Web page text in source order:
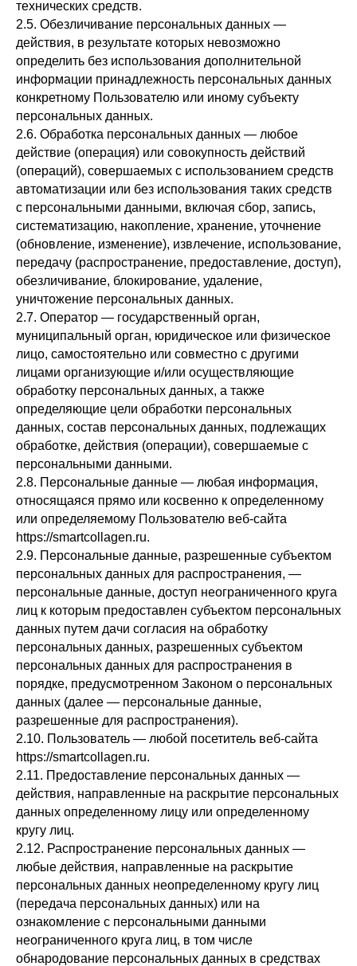
технических средств.
2.5. Обезличивание персональных данных —
действия, в результате которых невозможно
определить без использования дополнительной
информации принадлежность персональных данных
конкретному Пользователю или иному субъекту
персональных данных.
2.6. Обработка персональных данных — любое
действие (операция) или совокупность действий
(операций), совершаемых с использованием средств
автоматизации или без использования таких средств
с персональными данными, включая сбор, запись,
систематизацию, накопление, хранение, уточнение
(обновление, изменение), извлечение, использование,
передачу (распространение, предоставление, доступ),
обезличивание, блокирование, удаление,
уничтожение персональных данных.
2.7. Оператор — государственный орган,
муниципальный орган, юридическое или физическое
лицо, самостоятельно или совместно с другими
лицами организующие и/или осуществляющие
обработку персональных данных, а также
определяющие цели обработки персональных
данных, состав персональных данных, подлежащих
обработке, действия (операции), совершаемые с
персональными данными.
2.8. Персональные данные — любая информация,
относящаяся прямо или косвенно к определенному
или определяемому Пользователю веб-сайта
https://smartcollagen.ru.
2.9. Персональные данные, разрешенные субъектом
персональных данных для распространения, —
персональные данные, доступ неограниченного круга
лиц к которым предоставлен субъектом персональных
данных путем дачи согласия на обработку
персональных данных, разрешенных субъектом
персональных данных для распространения в
порядке, предусмотренном Законом о персональных
данных (далее — персональные данные,
разрешенные для распространения).
2.10. Пользователь — любой посетитель веб-сайта
https://smartcollagen.ru.
2.11. Предоставление персональных данных —
действия, направленные на раскрытие персональных
данных определенному лицу или определенному
кругу лиц.
2.12. Распространение персональных данных —
любые действия, направленные на раскрытие
персональных данных неопределенному кругу лиц
(передача персональных данных) или на
ознакомление с персональными данными
неограниченного круга лиц, в том числе
обнародование персональных данных в средствах